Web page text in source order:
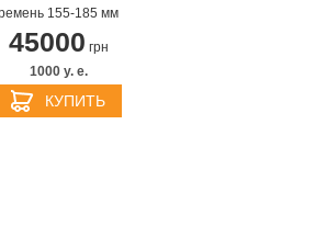
155-185 мм
45000 грн
1000 y. e.
КУПИТЬ